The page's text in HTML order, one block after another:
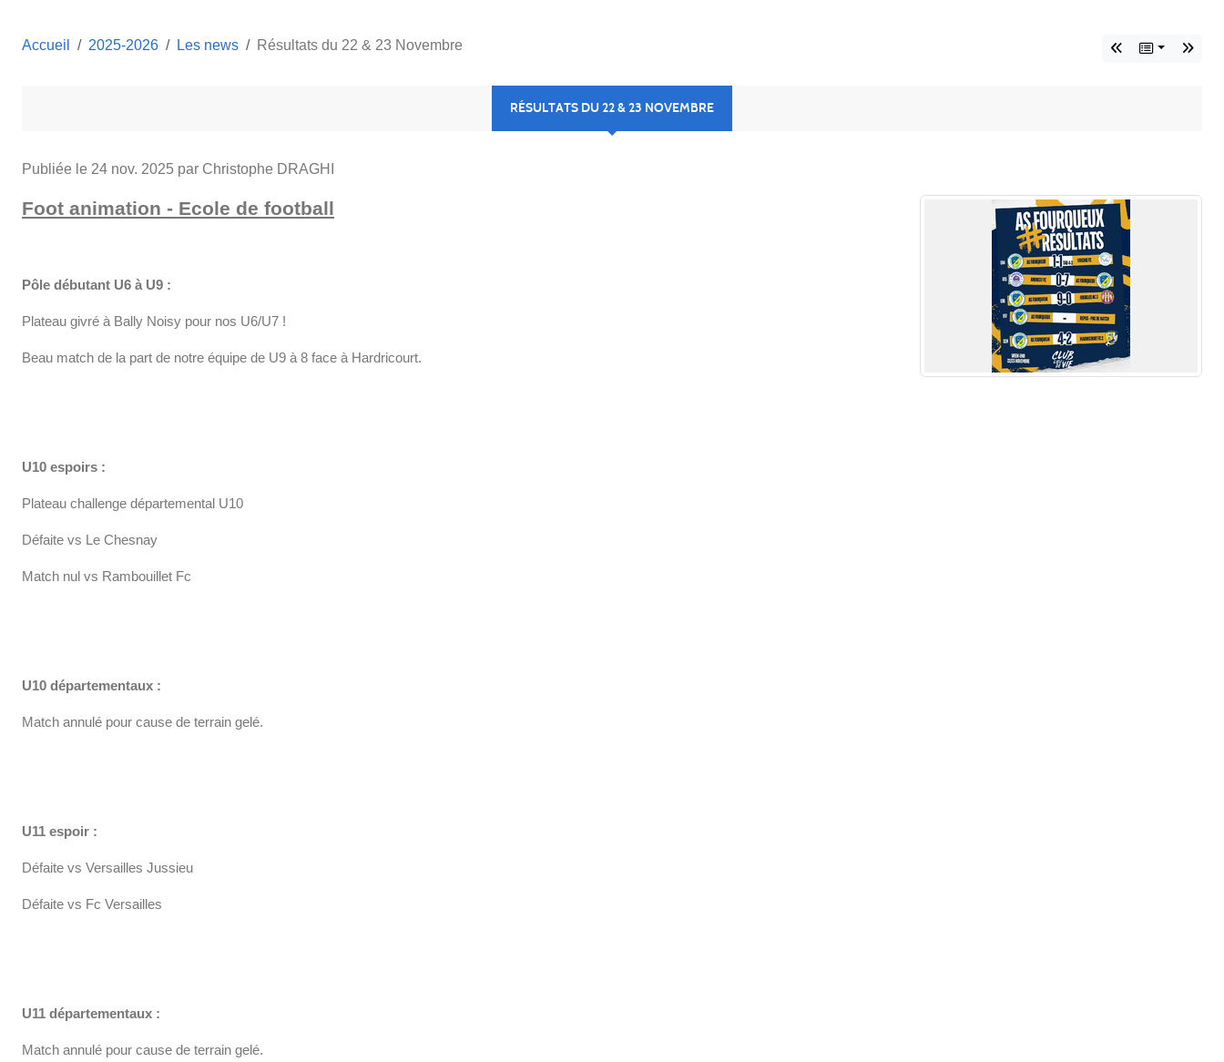
Accueil 2025-2026 Les news Résultats du 22 & 23 Novembre
RÉSULTATS DU 22 & 23 NOVEMBRE
Publiée le 24 nov. 2025 par Christophe DRAGHI
Foot animation - Ecole de football
Pôle débutant U6 à U9 :
Plateau givré à Bally Noisy pour nos U6/U7 !
Beau match de la part de notre équipe de U9 à 8 face à Hardricourt.
U10 espoirs :
Plateau challenge départemental U10
Défaite vs Le Chesnay
Match nul vs Rambouillet Fc
U10 départementaux :
Match annulé pour cause de terrain gelé.
U11 espoir :
Défaite vs Versailles Jussieu
Défaite vs Fc Versailles
U11 départementaux :
Match annulé pour cause de terrain gelé.